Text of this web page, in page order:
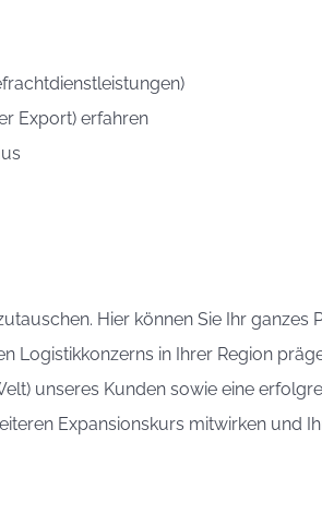
Export) erfahren
Hier können Sie Ihr ganzes
Logistikkonzerns in Ihrer Region
unseres Kunden sowie eine
Expansionskurs mitwirken und